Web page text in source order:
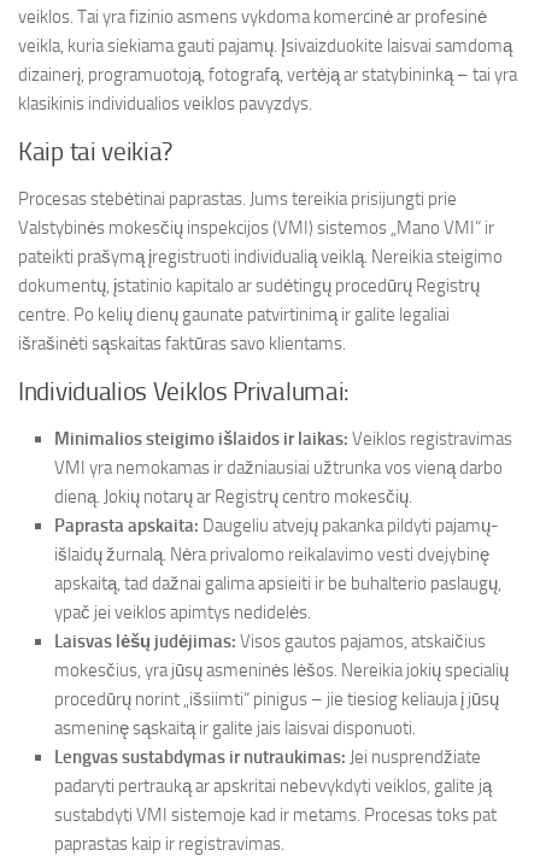
veiklos. Tai yra fizinio asmens vykdoma komercinė ar profesinė
veikla, kuria siekiama gauti pajamų. Įsivaizduokite laisvai samdomą
dizainerį, programuotoją, fotografą, vertėją ar statybininką – tai yra
klasikinis individualios veiklos pavyzdys.
Kaip tai veikia?
Procesas stebėtinai paprastas. Jums tereikia prisijungti prie
Valstybinės mokesčių inspekcijos (VMI) sistemos „Mano VMI“ ir
pateikti prašymą įregistruoti individualią veiklą. Nereikia steigimo
dokumentų, įstatinio kapitalo ar sudėtingų procedūrų Registrų
centre. Po kelių dienų gaunate patvirtinimą ir galite legaliai
išrašinėti sąskaitas faktūras savo klientams.
Individualios Veiklos Privalumai:
Minimalios steigimo išlaidos ir laikas: Veiklos registravimas
VMI yra nemokamas ir dažniausiai užtrunka vos vieną darbo
dieną. Jokių notarų ar Registrų centro mokesčių.
Paprasta apskaita: Daugeliu atvejų pakanka pildyti pajamų-
išlaidų žurnalą. Nėra privalomo reikalavimo vesti dvejybinę
apskaitą, tad dažnai galima apsieiti ir be buhalterio paslaugų,
ypač jei veiklos apimtys nedidelės.
Laisvas lėšų judėjimas: Visos gautos pajamos, atskaičius
mokesčius, yra jūsų asmeninės lėšos. Nereikia jokių specialių
procedūrų norint „išsiimti“ pinigus – jie tiesiog keliauja į jūsų
asmeninę sąskaitą ir galite jais laisvai disponuoti.
Lengvas sustabdymas ir nutraukimas: Jei nusprendžiate
padaryti pertrauką ar apskritai nebevykdyti veiklos, galite ją
sustabdyti VMI sistemoje kad ir metams. Procesas toks pat
paprastas kaip ir registravimas.